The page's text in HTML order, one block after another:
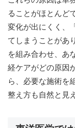
ることがほとんど
変化が出にくく、
てしまうことがあ
を組み合わせ、あ
経ケアがどの原因
ら、必要な施術を
整え方も自然と見